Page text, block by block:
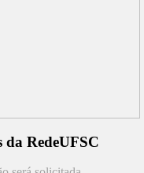
da RedeUFSC